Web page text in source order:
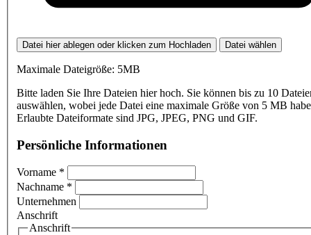
Datei hier ablegen oder klicken zum Hochladen Datei wählen
Maximale Dateigröße: 5MB
Bitte laden Sie Ihre Dateien hier hoch. Sie können bis zu 10
auswählen, wobei jede Datei eine maximale Größe von 5 MB
Erlaubte Dateiformate sind JPG, JPEG, PNG und GIF.
Persönliche Informationen
Vorname *
Nachname *
Unternehmen
Anschrift
Anschrift